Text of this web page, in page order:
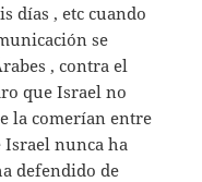
días , etc cuando
se
, contra el
que Israel no
la comerían entre
Israel nunca ha
defendido de